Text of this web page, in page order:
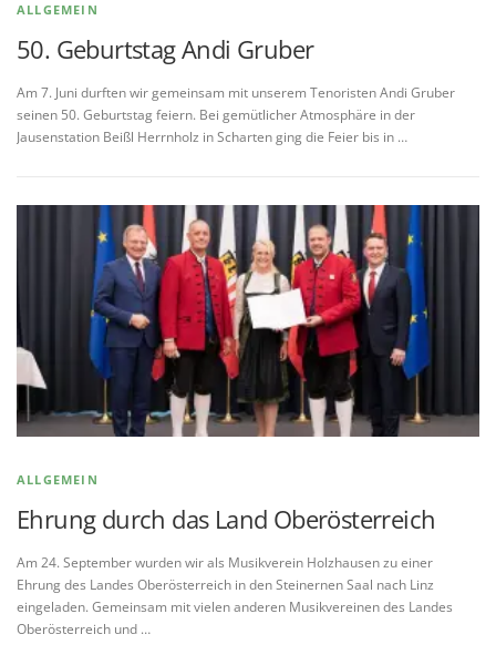
ALLGEMEIN
50. Geburtstag Andi Gruber
Am 7. Juni durften wir gemeinsam mit unserem Tenoristen Andi Gruber
seinen 50. Geburtstag feiern. Bei gemütlicher Atmosphäre in der
Jausenstation Beißl Herrnholz in Scharten ging die Feier bis in …
ALLGEMEIN
Ehrung durch das Land Oberösterreich
Am 24. September wurden wir als Musikverein Holzhausen zu einer
Ehrung des Landes Oberösterreich in den Steinernen Saal nach Linz
eingeladen. Gemeinsam mit vielen anderen Musikvereinen des Landes
Oberösterreich und …